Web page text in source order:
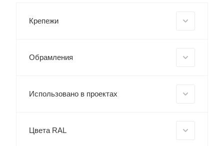
Крепежи
Обрамления
Использовано в проектах
Цвета RAL